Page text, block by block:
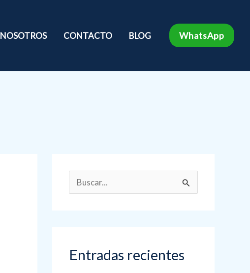
NOSOTROS CONTACTO BLOG WhatsApp
u
rEntradas recientes